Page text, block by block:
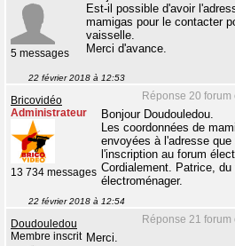
5 messages
Est-il possible d'avoir
mamigas pour le contacter
vaisselle.
Merci d'avance.
22 février 2018 à 12:53
Réponse 20
Bricovidéo
Administrateur
13 734 messages
Bonjour Doudouledou.
Les coordonnées de
envoyées à l'adresse
l'inscription au forum
Cordialement. Patrice, du
électroménager.
22 février 2018 à 12:54
Réponse 21
Doudouledou
Membre inscrit Merci.